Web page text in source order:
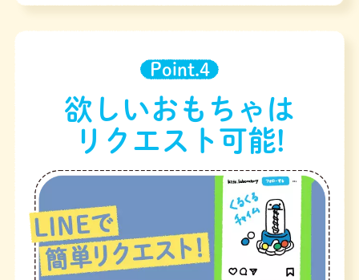
Point.4
欲しいおもちゃは
リクエスト可能!